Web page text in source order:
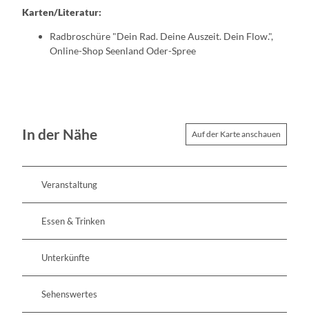
Karten/Literatur:
Radbroschüre "Dein Rad. Deine Auszeit. Dein Flow.",
Online-Shop Seenland Oder-Spree
In der Nähe Auf der Karte anschauen
Veranstaltung
Essen & Trinken
Unterkünfte
Sehenswertes